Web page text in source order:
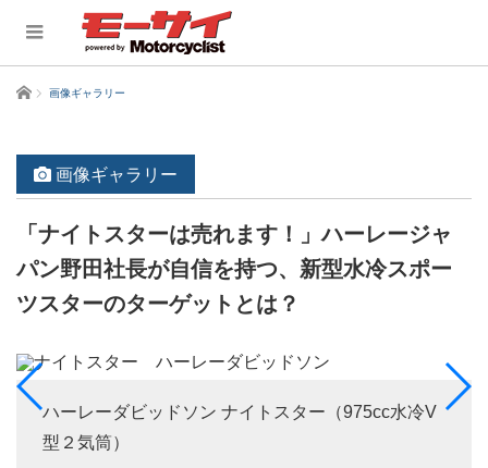
ホーム 画像ギャラリー
画像ギャラリー
「ナイトスターは売れます！」ハーレージャ
パン野田社長が自信を持つ、新型水冷スポー
ツスターのターゲットとは？
ハーレーダビッドソン ナイトスター（975cc水冷V
型２気筒）